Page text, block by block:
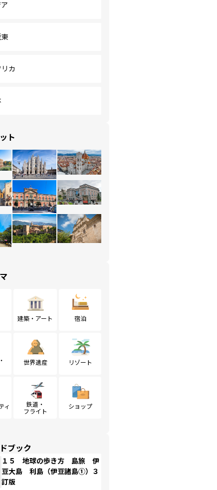
東
カ
ト
建築・アート 宿泊
世界遺産 リゾート
ィ
鉄道・
フライト
ショップ
ブック
１５ 地球の歩き方 島旅 伊
豆大島 利島（伊豆諸島①）３
訂版